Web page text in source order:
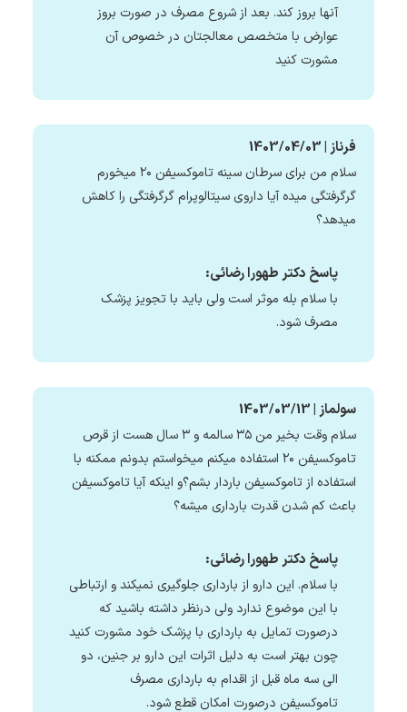
آنها بروز کند. بعد از شروع مصرف در صورت بروز
عوارض با متخصص معالجتان در خصوص آن
مشورت کنید
فرناز | 1403/04/03
سلام من برای سرطان سینه تاموکسیفن ۲۰ میخورم
گرگرفتگی میده آیا داروی سیتالوپرام گرگرفتگی را کاهش
میدهد؟
پاسخ دکتر طهورا رضائی:
با سلام بله موثر است ولی باید با تجویز پزشک
مصرف شود.
سولماز | 1403/03/13
سلام وقت بخیر من ۳۵ سالمه و ۳ سال هست از قرص
تاموکسیفن ۲۰ استفاده میکنم میخواستم بدونم ممکنه با
استفاده از تاموکسیفن باردار بشم؟و اینکه آیا تاموکسیفن
باعث کم شدن قدرت بارداری میشه؟
پاسخ دکتر طهورا رضائی:
با سلام. این دارو از بارداری جلوگیری نمیکند و ارتباطی
با این موضوع ندارد ولی درنظر داشته باشید که
درصورت تمایل به بارداری با پزشک خود مشورت کنید
چون بهتر است به دلیل اثرات این دارو بر جنین، دو
الی سه ماه قبل از اقدام به بارداری مصرف
تاموکسیفن درصورت امکان قطع شود.